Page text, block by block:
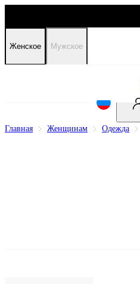
Женское Мужское
Главная Женщинам Одежда